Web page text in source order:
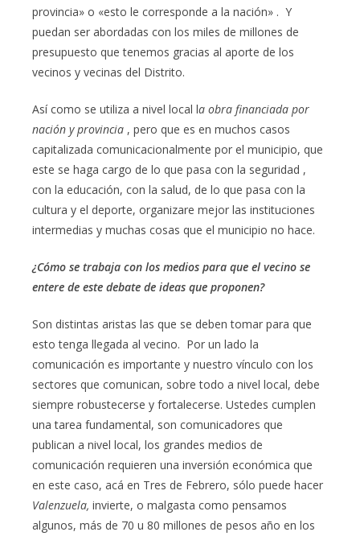
provincia» o «esto le corresponde a la nación» . Y
puedan ser abordadas con los miles de millones de
presupuesto que tenemos gracias al aporte de los
vecinos y vecinas del Distrito.
Así como se utiliza a nivel local la obra financiada por
nación y provincia , pero que es en muchos casos
capitalizada comunicacionalmente por el municipio, que
este se haga cargo de lo que pasa con la seguridad ,
con la educación, con la salud, de lo que pasa con la
cultura y el deporte, organizare mejor las instituciones
intermedias y muchas cosas que el municipio no hace.
¿Cómo se trabaja con los medios para que el vecino se
entere de este debate de ideas que proponen?
Son distintas aristas las que se deben tomar para que
esto tenga llegada al vecino. Por un lado la
comunicación es importante y nuestro vínculo con los
sectores que comunican, sobre todo a nivel local, debe
siempre robustecerse y fortalecerse. Ustedes cumplen
una tarea fundamental, son comunicadores que
publican a nivel local, los grandes medios de
comunicación requieren una inversión económica que
en este caso, acá en Tres de Febrero, sólo puede hacer
Valenzuela, invierte, o malgasta como pensamos
algunos, más de 70 u 80 millones de pesos año en los